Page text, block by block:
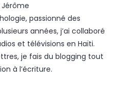
passionné des
années, j’ai collaboré
et télévisions en Haïti.
je fais du blogging tout
à l’écriture.